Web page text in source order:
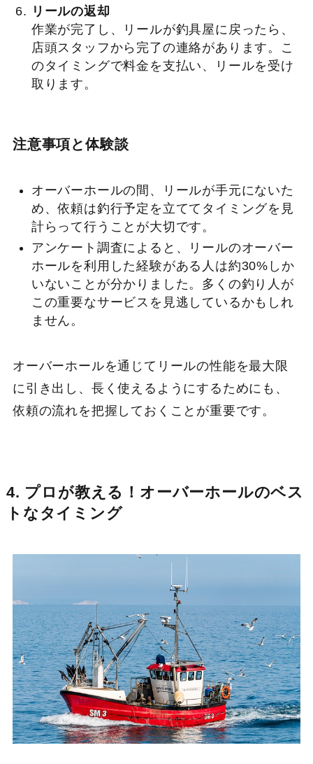
リールの返却
作業が完了し、リールが釣具屋に戻ったら、
店頭スタッフから完了の連絡があります。こ
のタイミングで料金を支払い、リールを受け
取ります。
注意事項と体験談
オーバーホールの間、リールが手元にないた
め、依頼は釣行予定を立ててタイミングを見
計らって行うことが大切です。
アンケート調査によると、リールのオーバー
ホールを利用した経験がある人は約30%しか
いないことが分かりました。多くの釣り人が
この重要なサービスを見逃しているかもしれ
ません。
オーバーホールを通じてリールの性能を最大限
に引き出し、長く使えるようにするためにも、
依頼の流れを把握しておくことが重要です。
4. プロが教える！オーバーホールのベス
トなタイミング